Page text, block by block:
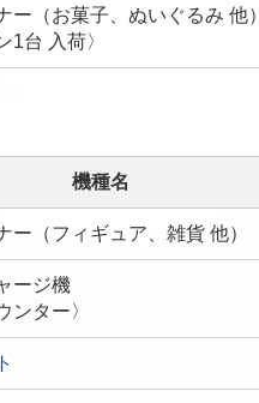
ー（お菓子、ぬいぐるみ 他）
1台 入荷〉
機種名
ー（フィギュア、雑貨 他）
ージ機
ンター〉